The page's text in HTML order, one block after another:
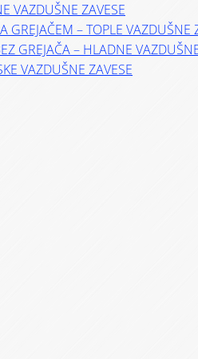
VAZDUŠNE ZAVESE
GREJAČEM – TOPLE VAZDUŠNE
GREJAČA – HLADNE
VAZDUŠNE ZAVESE